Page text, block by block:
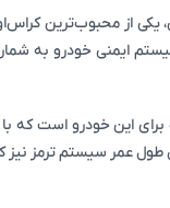
یکی از محبوب‌ترین
ایمنی خودرو به شمار
این خودرو است که با
طول عمر سیستم ترمز